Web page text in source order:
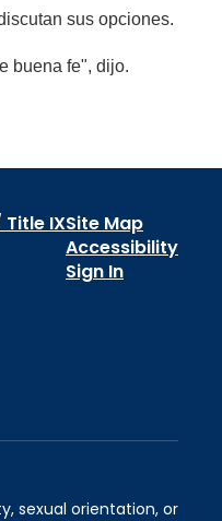
sus opciones.
buena fe", dijo.
IXSite Map
Accessibility
Sign In
sexual orientation, or